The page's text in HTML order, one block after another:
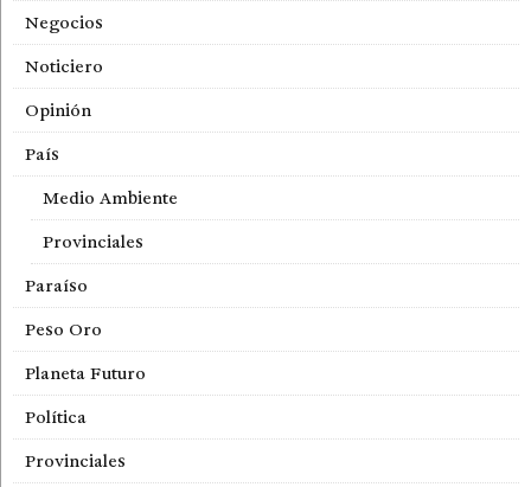
Negocios
Noticiero
Opinión
País
Medio Ambiente
Provinciales
Paraíso
Peso Oro
Planeta Futuro
Política
Provinciales